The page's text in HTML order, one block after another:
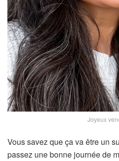
Joyeux
Vous savez que ça va être un
passez une bonne journée de